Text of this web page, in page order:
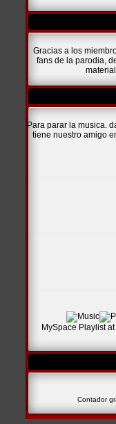
Gracias a los
fans de la parodia,
Para parar la musica.
tiene nuestro amigo
MySpace Playlistat
Contador